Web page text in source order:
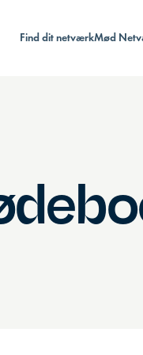
Find dit netværkMød